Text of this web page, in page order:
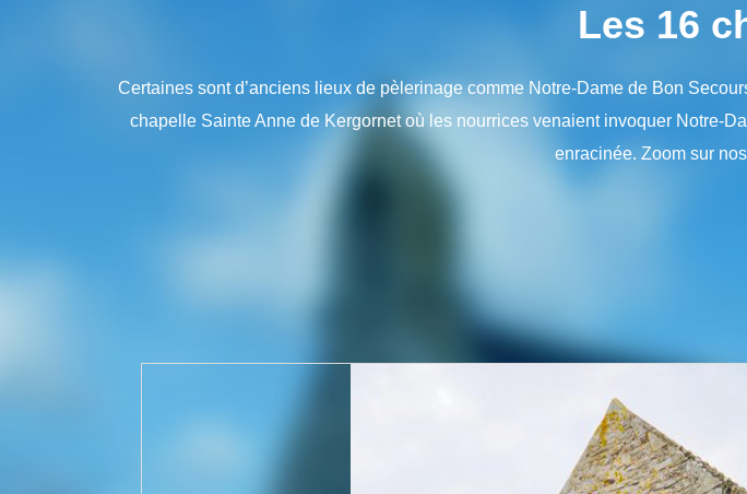
Les 16
Certaines sont d’anciens lieux de pèlerinage comme Notre-Dame de Bon
chapelle Sainte Anne de Kergornet où les nourrices venaient invoquer Notre-
enracinée. Zoom sur